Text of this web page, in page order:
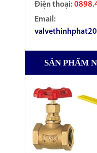
Điện thoại:
Email:
SẢN PHẨM